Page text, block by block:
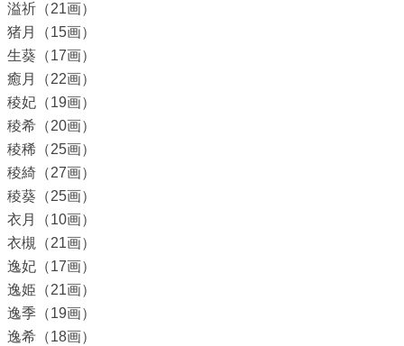
溢祈（21画）
猪月（15画）
生葵（17画）
癒月（22画）
稜妃（19画）
稜希（20画）
稜稀（25画）
稜綺（27画）
稜葵（25画）
衣月（10画）
衣槻（21画）
逸妃（17画）
逸姫（21画）
逸季（19画）
逸希（18画）